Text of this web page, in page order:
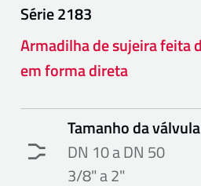
Série2183
Armadilha de sujeira feita
em forma direta
Tamanho da válvula
DN 10 a DN 50
3/8" a 2"